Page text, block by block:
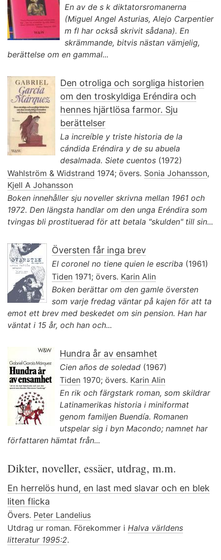
En av de s k diktatorsromanerna
(Miguel Angel Asturias, Alejo Carpentier
m fl har också skrivit sådana). En
skrämmande, bitvis nästan vämjelig,
berättelse om en gammal...
Den otroliga och sorgliga historien
om den troskyldiga Eréndira och
hennes hjärtlösa farmor. Sju
berättelser
La increíble y triste historia de la
cándida Eréndira y de su abuela
desalmada. Siete cuentos (1972)
Wahlström & Widstrand 1974; övers. Sonia Johansson,
Kjell A Johansson
Boken innehåller sju noveller skrivna mellan 1961 och
1972. Den längsta handlar om den unga Eréndira som
tvingas bli prostituerad för att betala "skulden" till sin...
Översten får inga brev
El coronel no tiene quien le escriba (1961)
Tiden 1971; övers. Karin Alin
Boken berättar om den gamle översten
som varje fredag väntar på kajen för att ta
emot ett brev med beskedet om sin pension. Han har
väntat i 15 år, och han och...
Hundra år av ensamhet
Cien años de soledad (1967)
Tiden 1970; övers. Karin Alin
En rik och färgstark roman, som skildrar
Latinamerikas historia i miniformat
genom familjen Buendía. Romanen
utspelar sig i byn Macondo; namnet har
författaren hämtat från...
Dikter, noveller, essäer, utdrag, m.m.
En herrelös hund, en last med slavar och en blek
liten flicka
Övers. Peter Landelius
Utdrag ur roman. Förekommer i Halva världens
litteratur 1995:2.